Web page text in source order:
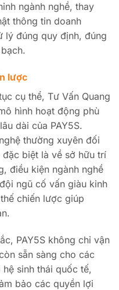
ngành nghề, thay
thông tin doanh
lý đúng quy định, đúng
lược
cụ thể, Tư Vấn Quang
hình hoạt động phù
dài của PAY5S.
thường xuyên đối
biệt là về sở hữu trí
điều kiện ngành nghề
ngũ cố vấn giàu kinh
chiến lược giúp
PAY5S không chỉ vận
sẵn sàng cho các
sinh thái quốc tế,
bảo các quyền lợi